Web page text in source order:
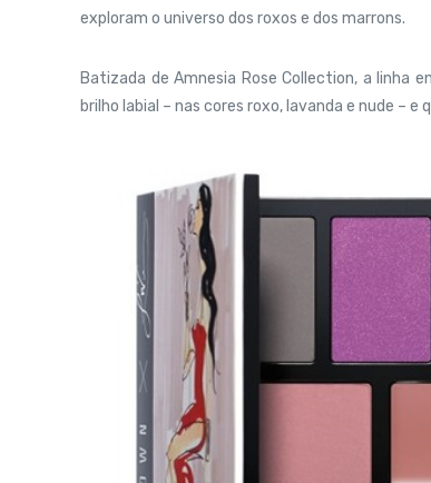
exploram o universo dos roxos e dos marrons.
Batizada de Amnesia Rose Collection, a linha
brilho labial – nas cores roxo, lavanda e nude – e